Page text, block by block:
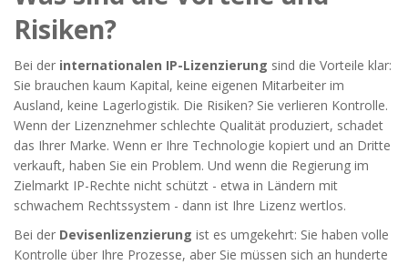
Risiken?
Bei der internationalen IP-Lizenzierung sind die Vorteile klar:
Sie brauchen kaum Kapital, keine eigenen Mitarbeiter im
Ausland, keine Lagerlogistik. Die Risiken? Sie verlieren Kontrolle.
Wenn der Lizenznehmer schlechte Qualität produziert, schadet
das Ihrer Marke. Wenn er Ihre Technologie kopiert und an Dritte
verkauft, haben Sie ein Problem. Und wenn die Regierung im
Zielmarkt IP-Rechte nicht schützt - etwa in Ländern mit
schwachem Rechtssystem - dann ist Ihre Lizenz wertlos.
Bei der Devisenlizenzierung ist es umgekehrt: Sie haben volle
Kontrolle über Ihre Prozesse, aber Sie müssen sich an hunderte